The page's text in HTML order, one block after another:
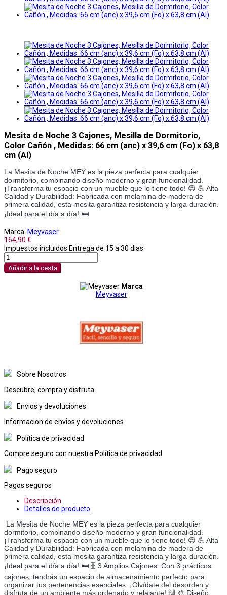
Mesita de Noche 3 Cajones, Mesilla de Dormitorio,
Color Cañón , Medidas: 66 cm (anc) x 39,6 cm (Fo) x 63,8
cm (Al)
La Mesita de Noche MEY es la pieza perfecta para cualquier
dormitorio, combinando diseño moderno y gran funcionalidad.
¡Transforma tu espacio con un mueble que lo tiene todo! 😍 💪 Alta
Calidad y Durabilidad: Fabricada con melamina de madera de
primera calidad, esta mesita garantiza resistencia y larga duración.
¡Ideal para el día a día! 🛏️
Marca: Meyvaser
164,90 €
Impuestos incluidos Entrega de 15 a 30 dias
Añadir a la cesta
Marca
Meyvaser
Sobre Nosotros
Descubre, compra y disfruta
Envios y devoluciones
Informacion de envios y devoluciones
Política de privacidad
Compre seguro con nuestra Política de privacidad
Pago seguro
Pagos seguros
Descripción
Detalles de producto
La Mesita de Noche MEY es la pieza perfecta para cualquier
dormitorio, combinando diseño moderno y gran funcionalidad.
¡Transforma tu espacio con un mueble que lo tiene todo! 😍 💪 Alta
Calidad y Durabilidad: Fabricada con melamina de madera de
primera calidad, esta mesita garantiza resistencia y larga duración.
¡Ideal para el día a día! 🛏️ 🗄️ 3 Amplios Cajones: Con 3 prácticos
cajones, tendrás un espacio de almacenamiento perfecto para
organizar tus pertenencias esenciales. ¡Olvídate del desorden y
disfruta de un ambiente más ordenado y relajante! 🙌 🎨 Diseño